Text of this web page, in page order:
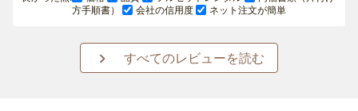
方手順書）
会社の信用度 ネット注文が簡単
 すべてのレビューを読む